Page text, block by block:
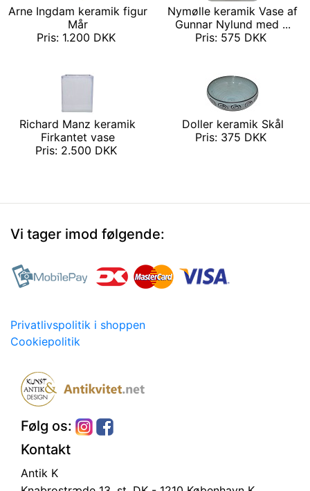
Arne Ingdam keramik figur
Mår
Pris: 1.200 DKK
Nymølle keramik Vase af
Gunnar Nylund med ...
Pris: 575 DKK
Richard Manz keramik
Firkantet vase
Pris: 2.500 DKK
Doller keramik Skål
Pris: 375 DKK
Vi tager imod følgende:
Privatlivspolitik i shoppen
Cookiepolitik
Følg os:
Kontakt
Antik K